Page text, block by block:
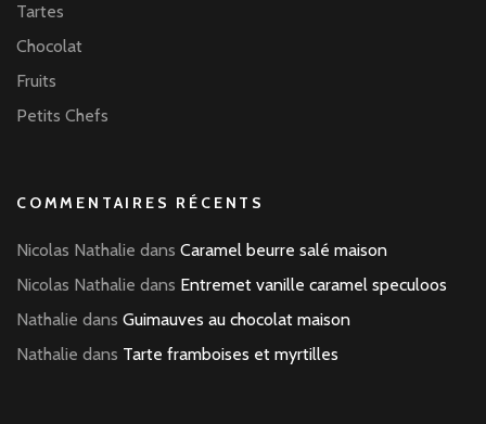
Tartes
Chocolat
Fruits
Petits Chefs
COMMENTAIRES RÉCENTS
Nicolas Nathalie dans Caramel beurre salé maison
Nicolas Nathalie dans Entremet vanille caramel speculoos
Nathalie dans Guimauves au chocolat maison
Nathalie dans Tarte framboises et myrtilles